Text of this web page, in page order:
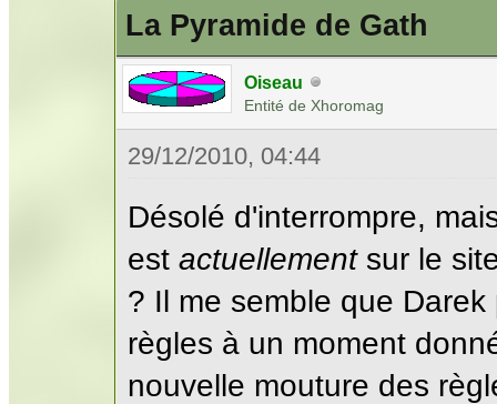
La Pyramide de Gath
Oiseau
Entité de Xhoromag
29/12/2010, 04:44
Désolé d'interrompre,
est actuellementsur le
? Il me semble que
règles à un moment
nouvelle mouture des